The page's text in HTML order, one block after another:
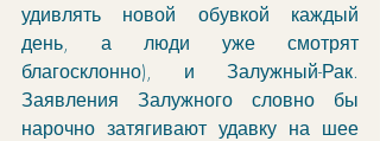
удивлять новой обувкой каждый
день, а люди уже смотрят
благосклонно), и Залужный-Рак.
Заявления Залужного словно бы
нарочно затягивают удавку на шее